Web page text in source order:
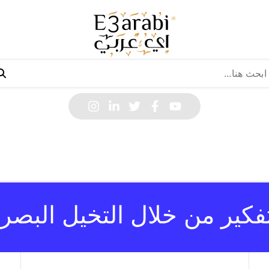
من خلال التخيل